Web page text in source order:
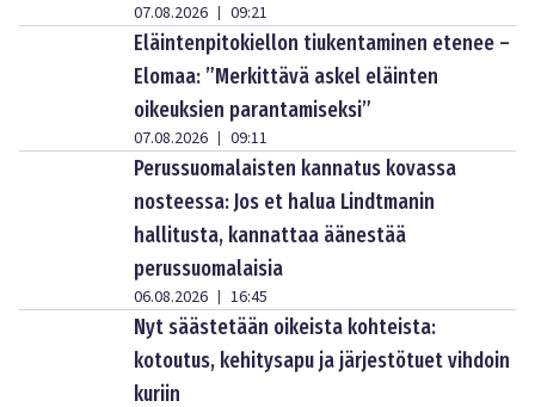
07.08.2026 | 09:21
Eläintenpitokiellon tiukentaminen etenee –
Elomaa: ”Merkittävä askel eläinten
oikeuksien parantamiseksi”
07.08.2026 | 09:11
Perussuomalaisten kannatus kovassa
nosteessa: Jos et halua Lindtmanin
hallitusta, kannattaa äänestää
perussuomalaisia
06.08.2026 | 16:45
Nyt säästetään oikeista kohteista:
kotoutus, kehitysapu ja järjestötuet vihdoin
kuriin